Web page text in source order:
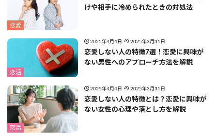
恋愛
けや相手に冷められたときの対処法
恋活
2025年4月4日 2025年3月31日
恋愛しない人の特徴7選！恋愛に興味が
ない男性へのアプローチ方法を解説
恋活
2025年4月4日 2025年3月31日
恋愛しない人の特徴とは？恋愛に興味が
ない女性の心理や落とし方を解説